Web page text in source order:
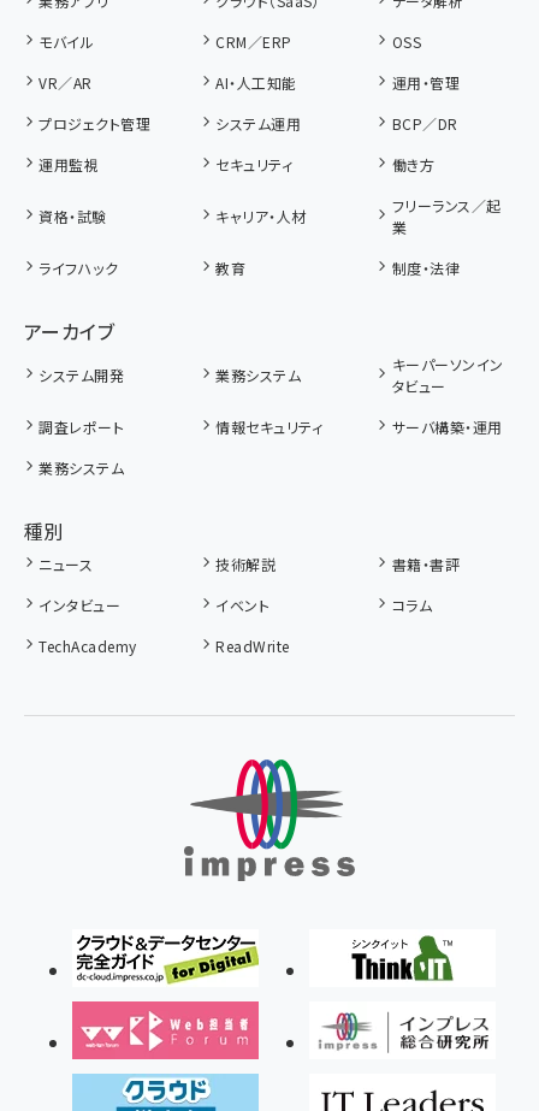
モバイル
CRM／ERP
OSS
VR／AR
AI・人工知能
運用・管理
プロジェクト管理
システム運用
BCP／DR
運用監視
セキュリティ 働き方
資格・試験 キャリア・人材
フリーランス／起
業
ライフハック
教育 制度・法律
アーカイブ
システム開発 業務システム
キーパーソンイン
タビュー
調査レポート
情報セキュリティ
サーバ構築・運用
業務システム
種別
ニュース 技術解説
書籍・書評
インタビュー
イベント
コラム
TechAcademy
ReadWrite